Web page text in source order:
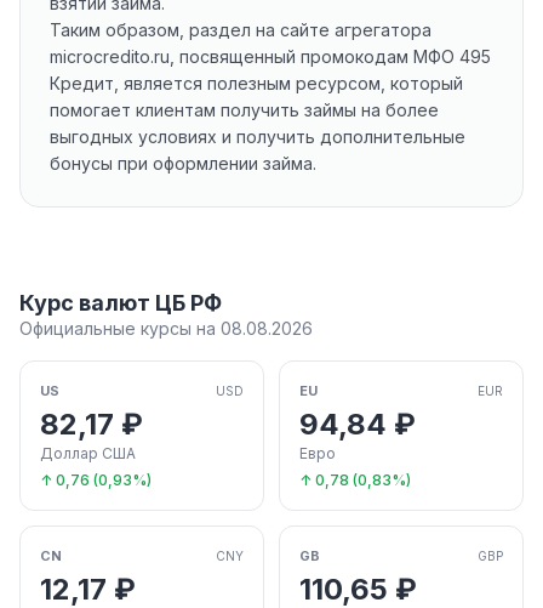
Таким образом, раздел на сайте агрегатора
microcredito.ru, посвященный промокодам МФО 495
Кредит, является полезным ресурсом, который
помогает клиентам получить займы на более
выгодных условиях и получить дополнительные
бонусы при оформлении займа.
Курс валют ЦБ РФ
Официальные курсы на 08.08.2026
US USD
82,17 ₽
Доллар США
↑ 0,76 (0,93%)
EU EUR
94,84 ₽
Евро
↑ 0,78 (0,83%)
CN CNY
12,17 ₽
GB GBP
110,65 ₽